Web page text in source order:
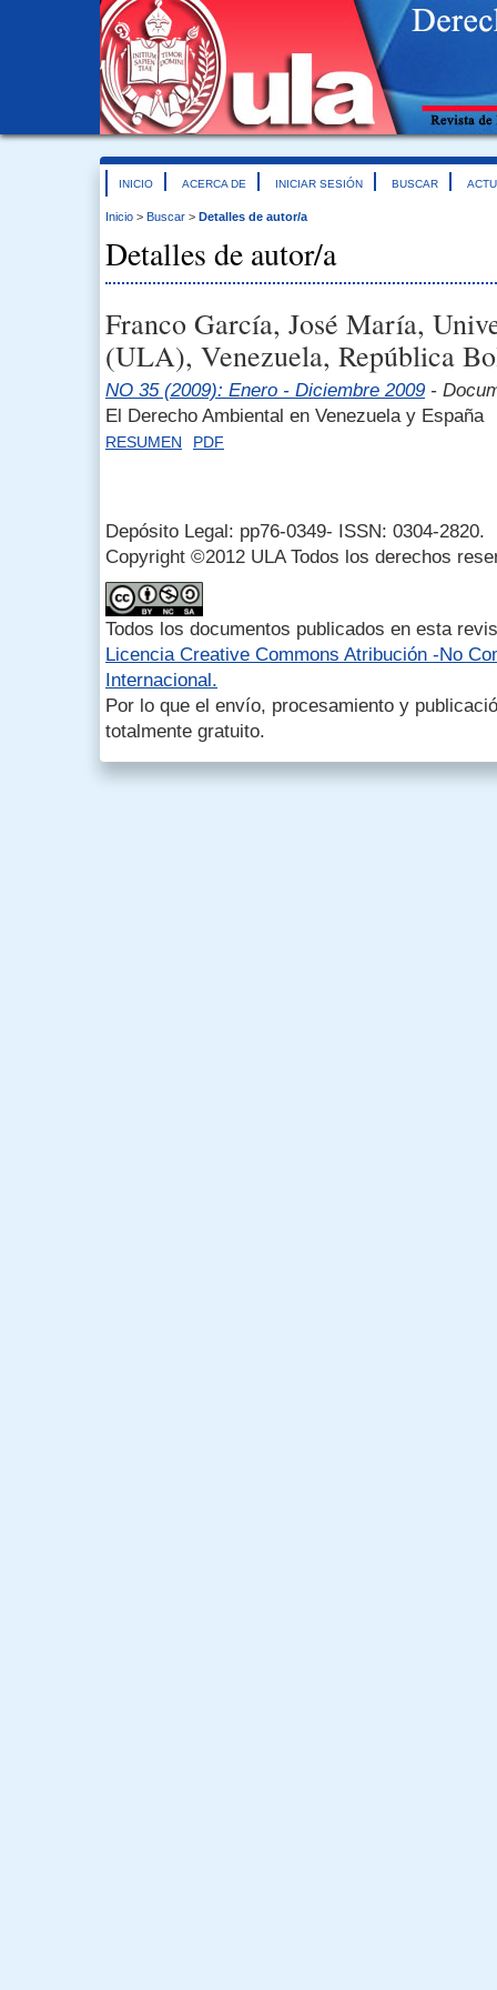
INICIO ACERCA DE INICIAR SESIÓN BUSCAR
Inicio > Buscar > Detalles de autor/a
Detalles de autor/a
Franco García, José María,
(ULA), Venezuela, República
NO 35 (2009): Enero - Diciembre 2009 -
El Derecho Ambiental en Venezuela y España
RESUMEN PDF
Depósito Legal: pp76-0349- ISSN: 0304-2820.
Copyright ©2012 ULA Todos los derechos
Todos los documentos publicados en esta
Licencia Creative Commons Atribución -No
Internacional.
Por lo que el envío, procesamiento y
totalmente gratuito.